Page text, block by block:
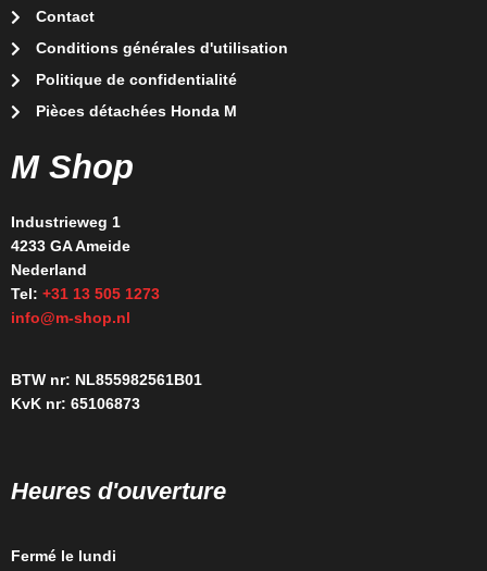
Contact
Conditions générales d'utilisation
Politique de confidentialité
Pièces détachées Honda M
M Shop
Industrieweg 1
4233 GA Ameide
Nederland
Tel: +31 13 505 1273
info@m-shop.nl
BTW nr: NL855982561B01
KvK nr: 65106873
Heures d'ouverture
Fermé le lundi